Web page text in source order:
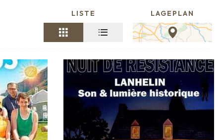
LISTE LAGEPLAN